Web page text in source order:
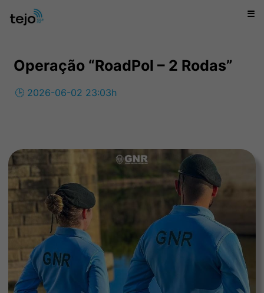
☰
Operação “RoadPol – 2 Rodas”
🕒 2026-06-02 23:03h